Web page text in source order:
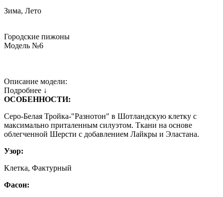
Зима, Лето
Городские пижоны
Модель №6
Описание модели:
Подробнее ↓
ОСОБЕННОСТИ:
Серо-Белая Тройка-"Разнотон" в Шотландскую клетку с
максимально приталенным силуэтом. Ткани на основе
облегченной Шерсти с добавлением Лайкры и Эластана.
Узор:
Клетка, Фактурный
Фасон: